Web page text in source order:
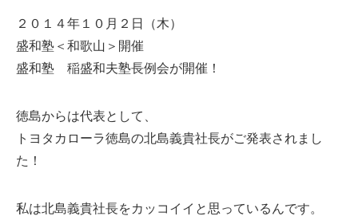
２０１４年１０月２日（木）
盛和塾＜和歌山＞開催
盛和塾 稲盛和夫塾長例会が開催！
徳島からは代表として、
トヨタカローラ徳島の北島義貴社長がご発表されまし
た！
私は北島義貴社長をカッコイイと思っているんです。